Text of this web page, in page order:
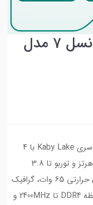
پردازنده کارکرده اینتل نسل 7 مدل
پردازنده Intel Core i5-7500 نسل 7 از سری Kaby Lake با 4
هسته و 4 رشته، فرکانس پایه 3.4 گیگاهرتز و توربو تا 3.8
گیگاهرتز، حافظه کش 6 مگابایت، توان حرارتی 65 وات، گرافیک
مجتمع Intel HD 630، پشتیبانی از حافظه DDR4 تا 2400MHz و